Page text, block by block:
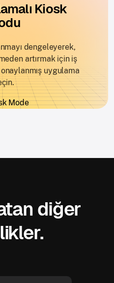
Kiosk
dengeleyerek,
artırmak için iş
uygulama
diğer